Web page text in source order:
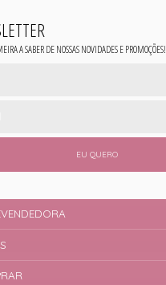
A SABER DE NOSSAS NOVIDADES E PROMOÇÕES!
EU QUERO